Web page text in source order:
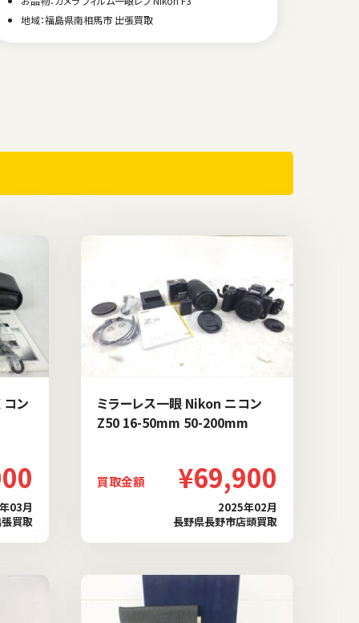
お品物：カメラ デジタルカメラ SONY RX100VII DSC-RX100M7
地域：福岡県福岡市 出張買取
コン
03月
買取
ミラーレス一眼 Nikon ニコン
Z50 16-50mm 50-200mm
買取金額 ¥69,900
2025年02月
長野県長野市店頭買取